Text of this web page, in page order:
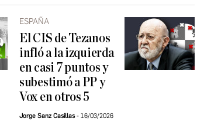
ESPAÑA
El CIS de Tezanos
infló a la izquierda
en casi 7 puntos y
subestimó a PP y
Vox en otros 5
Jorge Sanz Casillas 16/03/2026